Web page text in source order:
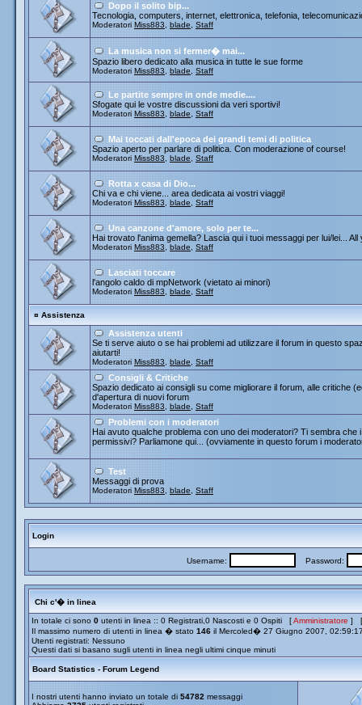
Dopo il solito bip...
Tecnologia, computers, internet, elettronica, telefonia,
Moderatori Miss883 blade Staff
La musica non si fermer� mai...
Spazio libero dedicato alla musica in tutte le sue forme
Moderatori Miss883 blade Staff
Le partite sempre in onde medie....
Sfogate qui le vostre discussioni da veri sportivi!
Moderatori Miss883 blade Staff
Mai toccati dall'epoca dei grandi temi di politica
Spazio aperto per parlare di politica. Con moderazione of course!
Moderatori Miss883 blade Staff
Rotta x casa di Dio...
Chi va e chi viene... area dedicata ai vostri viaggi!
Moderatori Miss883 blade Staff
Una canzone d'amore, solo per te...
Hai trovato l'anima gemella? Lascia qui i tuoi messaggi per lui/lei...
Moderatori Miss883 blade Staff
Lasciati toccare
l'angolo caldo di mpNetwork (vietato ai minori)
Moderatori Miss883 blade Staff
¤ Assistenza
Assistenza utenti
Se ti serve aiuto o se hai problemi ad utilizzare il forum in questo
aiutarti!
Moderatori Miss883 blade Staff
Consigli & Critiche
Spazio dedicato ai consigli su come migliorare il forum, alle critiche
d'apertura di nuovi forum
Moderatori Miss883 blade Staff
Problemi con i moderatori
Hai avuto qualche problema con uno dei moderatori? Ti sembra
permissivi? Parliamone qui... (ovviamente in questo forum i
Test
Messaggi di prova
Moderatori Miss883 blade Staff
Login
Username: Password:
Chi c'� in linea
In totale ci sono 0 utenti in linea :: 0 Registrati,0 Nascosti e 0 Ospiti [Amministratore ]
Il massimo numero di utenti in linea � stato 146 il Mercoled� 27 Giugno 2007,
Utenti registrati: Nessuno
Questi dati si basano sugli utenti in linea negli ultimi cinque minuti
Board Statistics - Forum Legend
I nostri utenti hanno inviato un totale di 54782 messaggi